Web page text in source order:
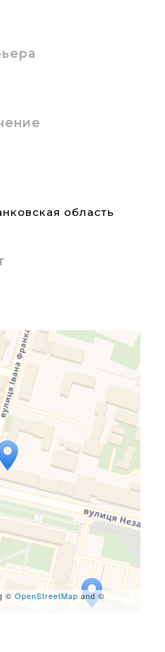
область
is loading...
after your
completely,
are missing.
© OpenStreetMap and ©